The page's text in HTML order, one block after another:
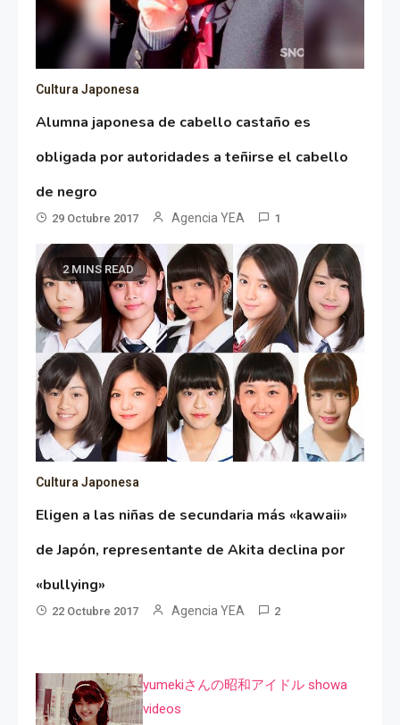
Cultura Japonesa
Alumna japonesa de cabello castaño es
obligada por autoridades a teñirse el cabello
de negro
29 Octubre 2017 Agencia YEA 1
2 MINS READ
Cultura Japonesa
Eligen a las niñas de secundaria más «kawaii»
de Japón, representante de Akita declina por
«bullying»
22 Octubre 2017 Agencia YEA 2
yumekiさんの昭和アイドル showa
videos